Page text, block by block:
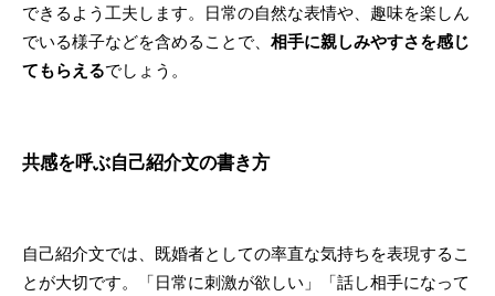
できるよう工夫します。日常の自然な表情や、趣味を楽しん
でいる様子などを含めることで、 相手に親しみやすさを感じ
てもらえるでしょう。
共感を呼ぶ自己紹介文の書き方
自己紹介文では、既婚者としての率直な気持ちを表現するこ
とが大切です。「日常に刺激が欲しい」「話し相手になって